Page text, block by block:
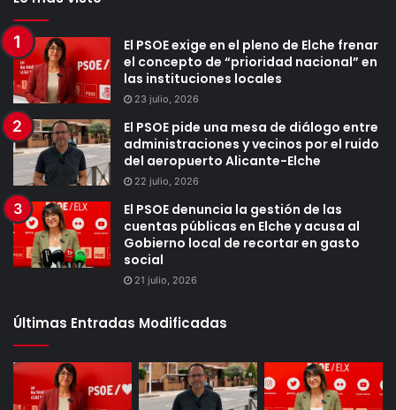
El PSOE exige en el pleno de Elche frenar
el concepto de “prioridad nacional” en
las instituciones locales
23 julio, 2026
El PSOE pide una mesa de diálogo entre
administraciones y vecinos por el ruido
del aeropuerto Alicante-Elche
22 julio, 2026
El PSOE denuncia la gestión de las
cuentas públicas en Elche y acusa al
Gobierno local de recortar en gasto
social
21 julio, 2026
Últimas Entradas Modificadas